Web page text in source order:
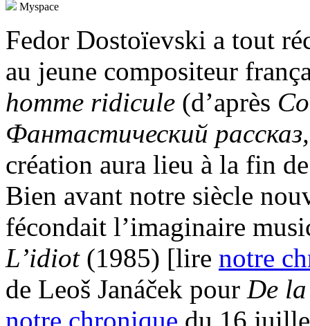
Myspace
Fedor Dostoïevski a tout
au jeune compositeur
homme ridicule (d’après
Фантастический
création aura lieu à la fin
Bien avant notre siècle
fécondait l’imaginaire
L’idiot(1985) [lire notre
de Leoš Janáček pour De